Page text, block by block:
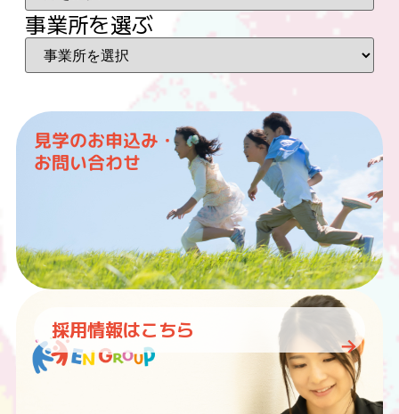
事業所を選ぶ
見学のお申込み・
お問い合わせ
採用情報はこちら